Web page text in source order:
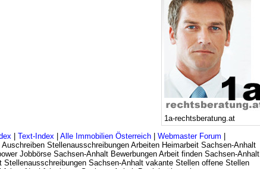
1a-rechtsberatung.at
| Text-Index| Alle Immobilien Österreich| Webmaster Forum
Stellenausschreibungen Arbeiten Heimarbeit Sachsen-Anhalt
Jobbörse Sachsen-Anhalt Bewerbungen Arbeit finden Sachsen-Anhalt
Sachsen-Anhalt vakante Stellen offene Stellen